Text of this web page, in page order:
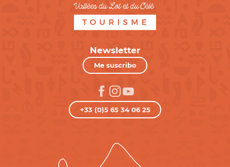
Newsletter
Me suscribo
+33 (0)5 65 34 06 25